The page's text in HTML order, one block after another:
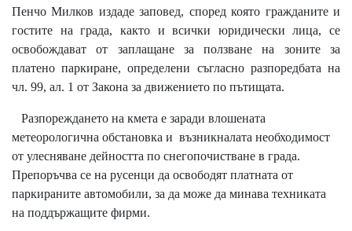
Пенчо Милков издаде заповед, според която гражданите и
гостите на града, както и всички юридически лица, се
освобождават от заплащане за ползване на зоните за
платено паркиране, определени съгласно разпоредбата на
чл. 99, ал. 1 от Закона за движението по пътищата.
Разпореждането на кмета е заради влошената
метеорологична обстановка и възникналата необходимост
от улесняване дейността по снегопочистване в града.
Препоръчва се на русенци да освободят платната от
паркираните автомобили, за да може да минава техниката
на поддържащите фирми.